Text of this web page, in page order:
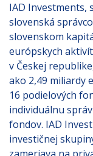
IAD Investments,
slovenská
slovenskom
európskych
v Českej
ako 2,49 miliardy
16 podielových
individuálnu
fondov. IAD
investičnej